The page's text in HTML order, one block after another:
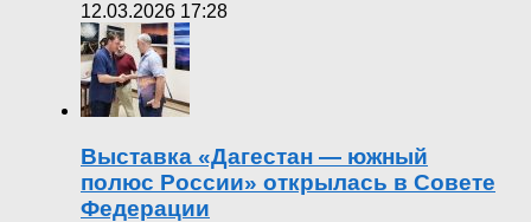
12.03.2026 17:28
Выставка «Дагестан — южный
полюс России» открылась в Совете
Федерации